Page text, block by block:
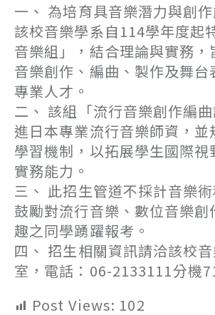
一、 為培育具音樂潛力與創作
該校音樂學系自114學年度起
音樂組」，結合理論與實務，
音樂創作、編曲、製作及舞台
專業人才。
二、 該組「流行音樂創作編
進日本專業流行音樂師資，並
學習機制，以拓展學生國際視
實務能力。
三、 此招生管道不採計音樂術
鼓勵對流行音樂、數位音樂創
趣之同學踴躍報考。
四、 招生相關資訊請洽該校
室，電話：06-2133111分機
Post Views: 102